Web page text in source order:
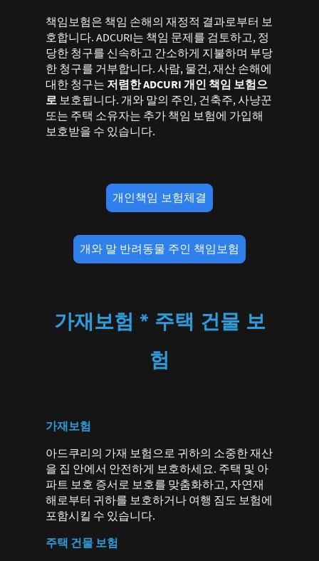
책임보험은 책임 손해의 재정적 결과로부터 보
호합니다. ADCURI는 책임 문제를 검토하고, 정
당한 청구를 신속하고 간소하게 지불하며 부당
한 청구를 거부합니다. 사람, 물건, 재산 손해에
대한 청구는 저렴한 ADCURI 개인 책임 보험으
로 보호됩니다. 개와 말의 주인, 건축주, 사냥꾼
또는 주택 소유자는 추가 책임 보험에 가입해
보호받을 수 있습니다.
개인책임 보험체결
개와 말 반려동물 주인 책임보험
가재보험 * 주택 건물 보
험
가재보험
아드쿠리의 가재 보험으로 귀하의 소중한 재산
을 집 안에서 안전하게 보호하세요. 주택 및 아
파트 보호 증서로 보호를 맞춤화하고, 자연재
해로부터 귀하를 보호하거나 여행 짐도 보험에
포함시킬 수 있습니다.
주택 건물 보험